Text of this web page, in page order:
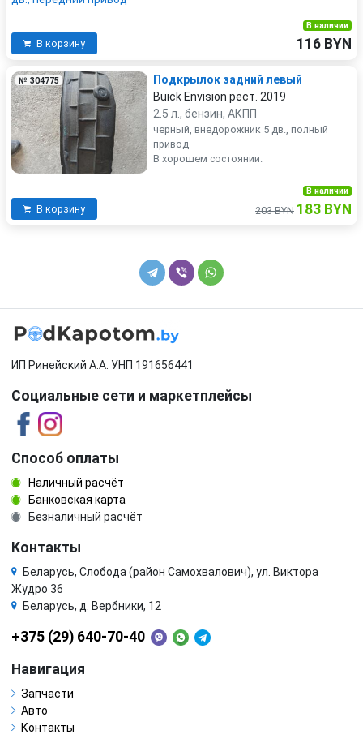
В корзину
В наличии
116 BYN
№ 304775
Подкрылок задний левый
Buick Envision рест. 2019
2.5 л., бензин, АКПП
черный, внедорожник 5 дв., полный
привод
В хорошем состоянии.
В корзину
В наличии
203 BYN 183 BYN
ИП Ринейский А.А. УНП 191656441
Социальные сети и маркетплейсы
Способ оплаты
Наличный расчёт
Банковская карта
Безналичный расчёт
Контакты
Беларусь, Слобода (район Самохвалович), ул. Виктора
Жудро 36
Беларусь, д. Вербники, 12
+375 (29) 640-70-40
Навигация
Запчасти
Авто
Контакты